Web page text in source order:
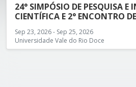
24° SIMPÓSIO DE PESQUISA E
CIENTÍFICA E 2° ENCONTRO
Sep 23, 2026 - Sep 25, 2026
Universidade Vale do Rio Doce